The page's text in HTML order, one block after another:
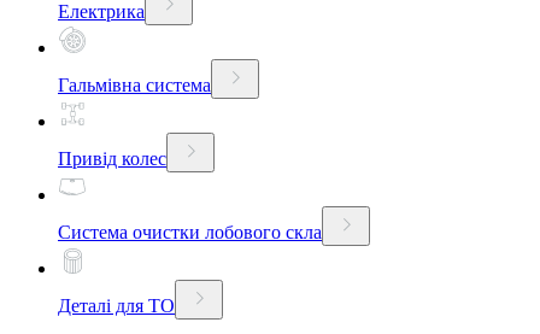
Електрика
Гальмівна система
Привід колес
Система очистки лобового скла
Деталі для ТО